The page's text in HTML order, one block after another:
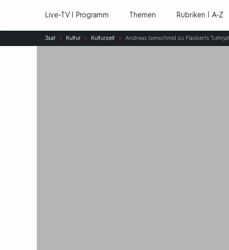
Live-TV | Programm Themen Rubriken | A-Z
Sie
sind
3sat Kultur Kulturzeit Andreas Isenschmid zu Flauberts